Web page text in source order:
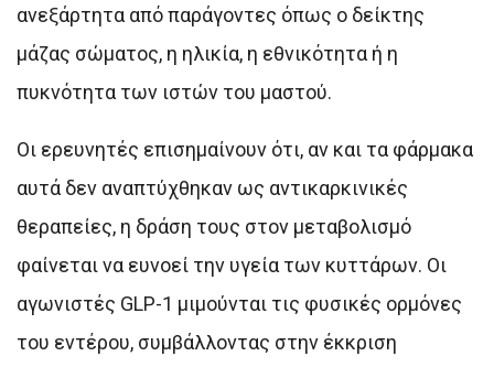
ανεξάρτητα από παράγοντες όπως ο δείκτης
μάζας σώματος, η ηλικία, η εθνικότητα ή η
πυκνότητα των ιστών του μαστού.
Οι ερευνητές επισημαίνουν ότι, αν και τα φάρμακα
αυτά δεν αναπτύχθηκαν ως αντικαρκινικές
θεραπείες, η δράση τους στον μεταβολισμό
φαίνεται να ευνοεί την υγεία των κυττάρων. Οι
αγωνιστές GLP-1 μιμούνται τις φυσικές ορμόνες
του εντέρου, συμβάλλοντας στην έκκριση